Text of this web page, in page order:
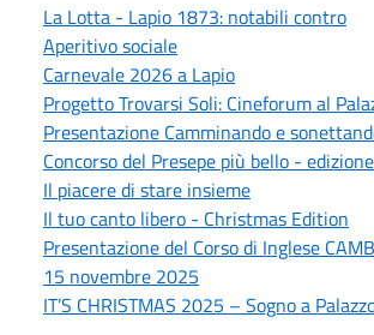
La Lotta - Lapio 1873: notabili contro
Aperitivo sociale
Carnevale 2026 a Lapio
Progetto Trovarsi Soli: Cineforum al
Presentazione Camminando e
Concorso del Presepe più bello -
Il piacere di stare insieme
Il tuo canto libero - Christmas Edition
Presentazione del Corso di Inglese
15 novembre 2025
IT’S CHRISTMAS 2025 – Sogno a